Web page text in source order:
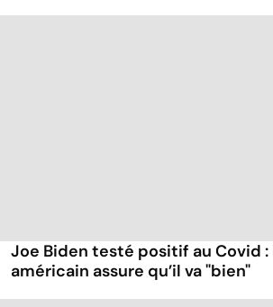
Joe Biden testé positif au Covid
américain assure qu’il va "bien"